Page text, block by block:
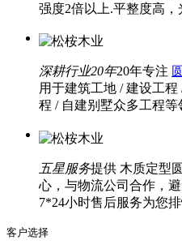
强度2倍以上.平整度高，
深耕行业20年20年专注
用于建筑工地 / 建设工
程 / 自建别墅众多工程等
五星服务提供 木质定型
心，与物流公司合作，
7*24小时售后服务为您
客户选择